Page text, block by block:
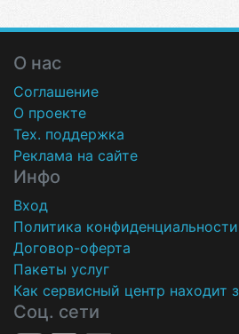
О нас
Соглашение
О проекте
Тех. поддержка
Реклама на сайте
Инфо
Вход
Политика конфиденциальности
Договор-оферта
Пакеты услуг
Как сервисный центр находит
Соц. сети